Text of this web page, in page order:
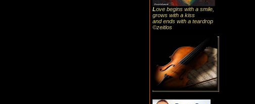
Love begins with a smile,
grows with a kiss
and ends with a teardrop
©zeitlos